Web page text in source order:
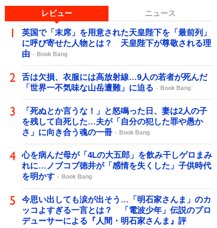
レビュー ニュース
英国で「末席」を用意された天皇陛下を「最前列」
に呼び寄せた人物とは？ 天皇陛下が尊敬される理
由
Book Bang
舌は欠損、衣服には高放射線…9人の若者が死んだ
「世界一不気味な山岳遭難」に迫る
Book Bang
「死ぬとか言うな！」と怒鳴った日、妻は2人の子
を残して自死した…夫が「自分の犯した罪や愚か
さ」に向き合う魂の一冊
Book Bang
心を病んだ母が「4Lの大五郎」を飲み干しゲロまみ
れに…ノブコブ徳井が「感情を失くした」子供時代
を明かす
Book Bang
今思い出しても涙が出そう…「明石家さんま」のカ
ッコよすぎる一言とは？ 「電波少年」伝説のプロ
デューサーによる『人間・明石家さんま』評